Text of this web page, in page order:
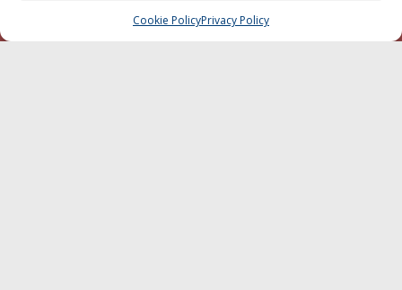
Cookie PolicyPrivacy Policy
SEGUI
CHIAMA SCRIVI